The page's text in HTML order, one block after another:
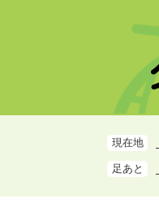
現在地
足あと